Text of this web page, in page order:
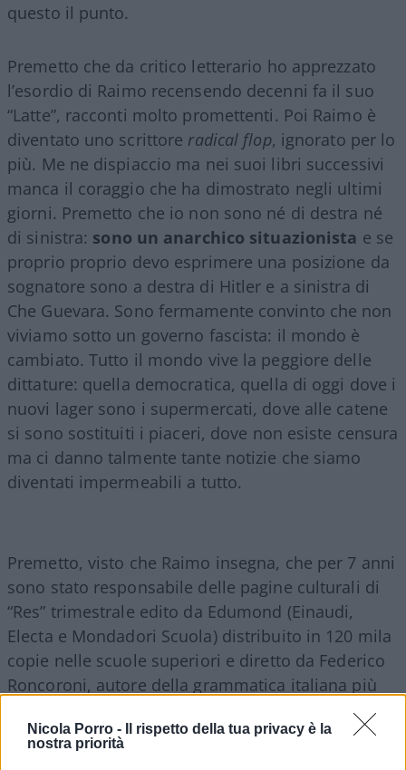
Nicola Porro -
Il rispetto della tua privacy è la
nostra priorità
questo il punto.
Premetto che da critico letterario ho apprezzato
l’esordio di Raimo recensendo decenni fa il suo
“Latte”, racconti molto promettenti. Poi Raimo è
diventato uno scrittore radical flop, ignorato per lo
più. Me ne dispiaccio ma nei suoi libri successivi
manca il coraggio che ha dimostrato negli ultimi
giorni. Premetto che io non sono né di destra né
di sinistra: sono un anarchico situazionista e se
proprio proprio devo esprimere una posizione da
sognatore sono a destra di Hitler e a sinistra di
Che Guevara. Sono fermamente convinto che non
viviamo sotto un governo fascista: il mondo è
cambiato. Tutto il mondo vive la peggiore delle
dittature: quella democratica, quella di oggi dove i
nuovi lager sono i supermercati, dove alle catene
si sono sostituiti i piaceri, dove non esiste censura
ma ci danno talmente tante notizie che siamo
diventati impermeabili a tutto.
Premetto, visto che Raimo insegna, che per 7 anni
sono stato responsabile delle pagine culturali di
“Res” trimestrale edito da Edumond (Einaudi,
Electa e Mondadori Scuola) distribuito in 120 mila
copie nelle scuole superiori e diretto da Federico
Roncoroni, autore della grammatica italiana più
Quindi di scuola ne capisco
perché la rivista era ideata come strumento di
formazione per gli insegnanti. In sintesi